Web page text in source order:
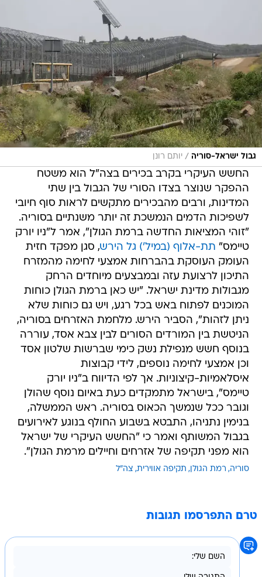
גבול ישראל-סוריה / יותם רונן
החשש העיקרי בקרב בכירים בצה"ל הוא משטח
ההפקר שנוצר בצדו הסורי של הגבול בין שתי
המדינות, ורבים מהבכירים מתקשים לראות סוף חיובי
לשפיכות הדמים הנמשכת זה יותר משנתיים בסוריה.
"זוהי המציאות החדשה ברמת הגולן", אמר ל"ניו יורק
טיימס" תת-אלוף (במיל') גל הירש, סגן מפקד חזית
העומק העוסקת בהברחות אמצעי לחימה מהמזרח
התיכון לרצועת עזה ובמבצעים מיוחדים הרחק
מגבולות מדינת ישראל. "יש כאן ברמת הגולן כוחות
המוכנים לפתוח באש בכל רגע, ויש גם כוחות שלא
ניתן לזהות", הסביר הירש. מלחמת האזרחים בסוריה,
הניטשת בין המורדים הסורים לבין צבא אסד, עוררה
בנוסף חשש מנפילת נשק כימי שברשות שלטון אסד
וכן אמצעי לחימה נוספים, לידי קבוצות
איסלאמיות-קיצוניות. אך לפי הדיווח ב"ניו יורק
טיימס", בישראל מתמקדים כעת באיום נוסף שהולן
וגובר ככל שנמשך הכאוס בסוריה. ראש הממשלה,
בנימין נתניהו, התבטא בשבוע החולף בנוגע לאירועים
בגבול המשותף ואמר כי "החשש העיקרי של ישראל
הוא מפני תקיפה של אזרחים וחיילים מרמת הגולן".
סוריה רמת הגולן תקיפה אווירית צה"ל
טרם התפרסמו תגובות